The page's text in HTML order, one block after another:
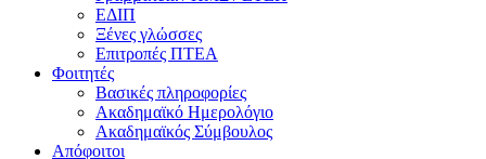
ΕΔΙΠ
Ξένες γλώσσες
Επιτροπές ΠΤΕΑ
Φοιτητές
Βασικές πληροφορίες
Ακαδημαϊκό Ημερολόγιο
Ακαδημαϊκός Σύμβουλος
Απόφοιτοι